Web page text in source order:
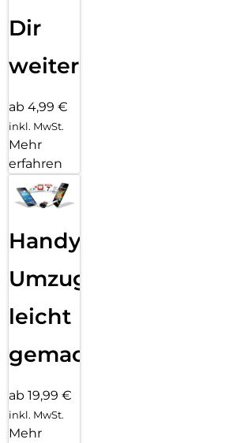
Dir
weiter
ab 4,99 €
inkl. MwSt.
Mehr
erfahren
Handy
Umzug
leicht
gemacht!
ab 19,99 €
inkl. MwSt.
Mehr